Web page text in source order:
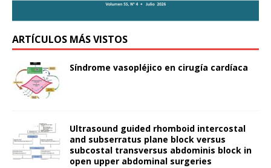
ARTÍCULOS MÁS VISTOS
Síndrome vasopléjico en cirugía cardíaca
Ultrasound guided rhomboid intercostal
and subserratus plane block versus
subcostal transversus abdominis block in
open upper abdominal surgeries